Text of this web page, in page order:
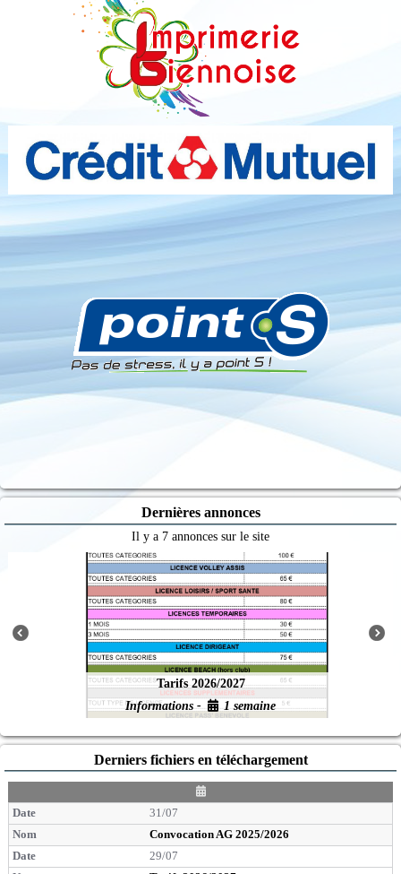
Dernières annonces
Il y a 7 annonces sur le site
Tarifs 2026/2027
Informations -
1 semaine
Derniers fichiers en téléchargement
D
a
e
31/07
Convocation AG 2025/2026
29/07